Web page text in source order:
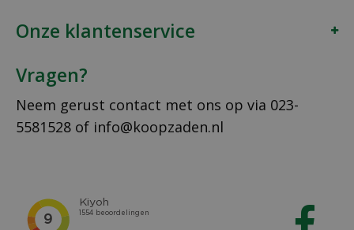
Onze klantenservice
Vragen?
Neem gerust contact met ons op via 023-
5581528 of info@koopzaden.nl